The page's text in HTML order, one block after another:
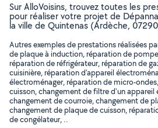
Sur AlloVoisins, trouvez toutes les
pour réaliser votre projet de
la ville de Quintenas (Ardèche,
Autres exemples de prestations réalisées
de plaque à induction, réparation de
réparation de réfrigérateur, réparation de
cuisinière, réparation d'appareil
électroménager, réparation de micro-
cuisson, changement de filtre d'un appareil
changement de courroie, changement de
changement de plaque de cuisson,
de congélateur, ..